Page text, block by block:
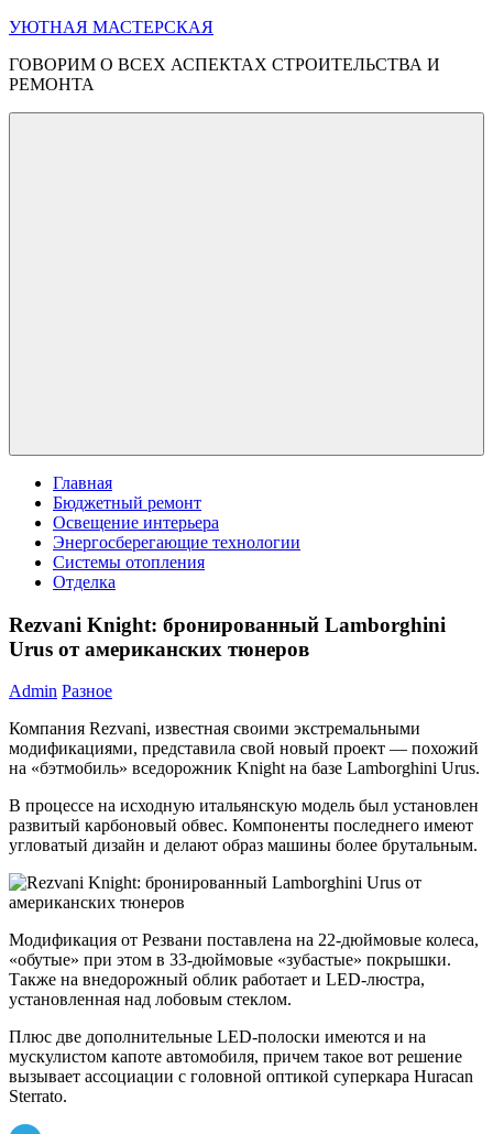
Перейти
содержимому
УЮТНАЯ МАСТЕРСКАЯ
ГОВОРИМ О ВСЕХ АСПЕКТАХ СТРОИТЕЛЬСТВА И
РЕМОНТА
Главная
Бюджетный ремонт
Освещение интерьера
Энергосберегающие технологии
Системы отопления
Отделка
Rezvani Knight: бронированный Lamborghini
Urus от американских тюнеров
Admin Разное
Компания Rezvani, известная своими экстремальными
модификациями, представила свой новый проект — похожий
на «бэтмобиль» вседорожник Knight на базе Lamborghini Urus.
В процессе на исходную итальянскую модель был установлен
развитый карбоновый обвес. Компоненты последнего имеют
угловатый дизайн и делают образ машины более брутальным.
Модификация от Резвани поставлена на 22-дюймовые колеса,
«обутые» при этом в 33-дюймовые «зубастые» покрышки.
Также на внедорожный облик работает и LED-люстра,
установленная над лобовым стеклом.
Плюс две дополнительные LED-полоски имеются и на
мускулистом капоте автомобиля, причем такое вот решение
вызывает ассоциации с головной оптикой суперкара Huracan
Sterrato.